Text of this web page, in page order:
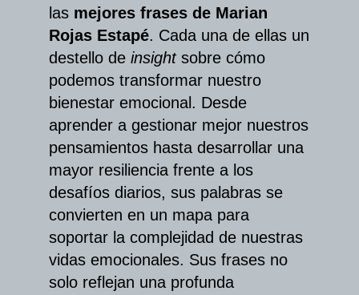
las mejores frases de Marian
Rojas Estapé. Cada una de ellas un
destello de insightsobre cómo
podemos transformar nuestro
bienestar emocional. Desde
aprender a gestionar mejor nuestros
pensamientos hasta desarrollar una
mayor resiliencia frente a los
desafíos diarios, sus palabras se
convierten en un mapa para
soportar la complejidad de nuestras
vidas emocionales. Sus frases no
solo reflejan una profunda